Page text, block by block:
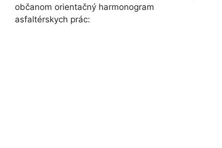
občanom orientačný harmonogram
asfaltérskych prác: